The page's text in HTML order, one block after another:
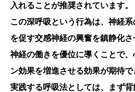
入れることが推奨されています。
この深呼吸という行為は、神経
を促す交感神経の興奮を鎮静化
神経の働きを優位に導くことで
ン効果を増進させる効果が期待で
実践する呼吸法としては、まず